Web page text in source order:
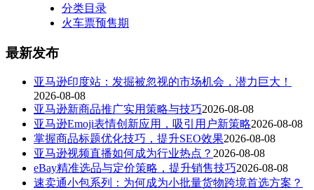
分类目录
火车票预售期
最新发布
亚马逊印度站：发掘被忽视的市场机会，潜力巨大！
2026-08-08
亚马逊新商品推广实用策略与技巧2026-08-08
亚马逊Emoji表情创新应用，吸引用户新策略2026-08-08
掌握商品标题优化技巧，提升SEO效果2026-08-08
亚马逊视频直播如何成为行业热点？ 2026-08-08
eBay精准选品与定价策略，提升销售技巧2026-08-08
速卖通小包系列：为何成为小批量货物跨境首选方案？